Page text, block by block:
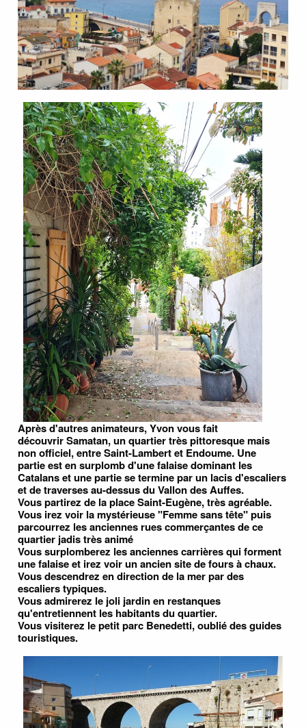
Après d'autres animateurs, Yvon vous fait
découvrir Samatan, un quartier très pittoresque mais
non officiel, entre Saint-Lambert et Endoume. Une
partie est en surplomb d'une falaise dominant les
Catalans et une partie se termine par un lacis d'escaliers
et de traverses au-dessus du Vallon des Auffes.
Vous partirez de la place Saint-Eugène, très agréable.
Vous irez voir la mystérieuse "Femme sans tête" puis
parcourrez les anciennes rues commerçantes de ce
quartier jadis très animé
Vous surplomberez les anciennes carrières qui forment
une falaise et irez voir un ancien site de fours à chaux.
Vous descendrez en direction de la mer par des
escaliers typiques.
Vous admirerez le joli jardin en restanques
qu'entretiennent les habitants du quartier.
Vous visiterez le petit parc Benedetti, oublié des guides
touristiques.